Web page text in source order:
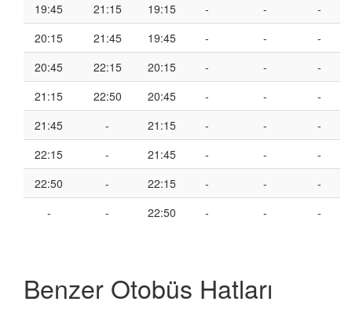
19:45
21:15 19:15 - -
-
20:15
21:45 19:45 - -
-
20:45
22:15 20:15 - -
-
21:15
22:50 20:45 - -
-
21:45
- 21:15 - -
-
22:15
- 21:45 - -
-
22:50
- 22:15 - -
-
-
- 22:50 - - -
Benzer Otobüs Hatları